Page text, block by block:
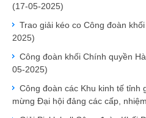
(17-05-2025)
Trao giải kéo co Công đoàn
2025)
Công đoàn khối Chính quyền
05-2025)
Công đoàn các Khu kinh tế tỉnh
mừng Đại hội đảng các cấp,